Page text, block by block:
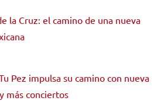
la Cruz: el camino de una nueva
Pez impulsa su camino con nueva
más conciertos